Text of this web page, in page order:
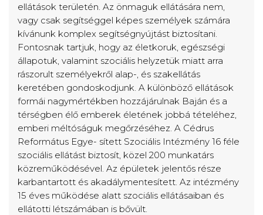
ellátások területén. Az önmaguk ellátására nem,
vagy csak segítséggel képes személyek számára
kívánunk komplex segítségnyújtást biztosítani.
Fontosnak tartjuk, hogy az életkoruk, egészségi
állapotuk, valamint szociális helyzetük miatt arra
rászorult személyekről alap-, és szakellátás
keretében gondoskodjunk. A különböző ellátások
formái nagymértékben hozzájárulnak Baján és a
térségben élő emberek életének jobbá tételéhez,
emberi méltóságuk megőrzéséhez. A Cédrus
Református Egye- sített Szociális Intézmény 16 féle
szociális ellátást biztosít, közel 200 munkatárs
közreműködésével. Az épületek jelentős része
karbantartott és akadálymentesített. Az intézmény
15 éves működése alatt szociális ellátásaiban és
ellátotti létszámában is bővült.